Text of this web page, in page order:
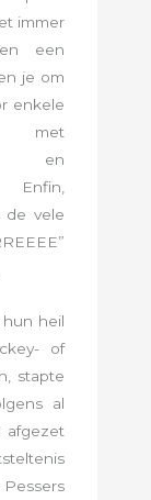
immer
een
je om
enkele
met
en
Enfin,
de vele
heil
of
stapte
al
afgezet